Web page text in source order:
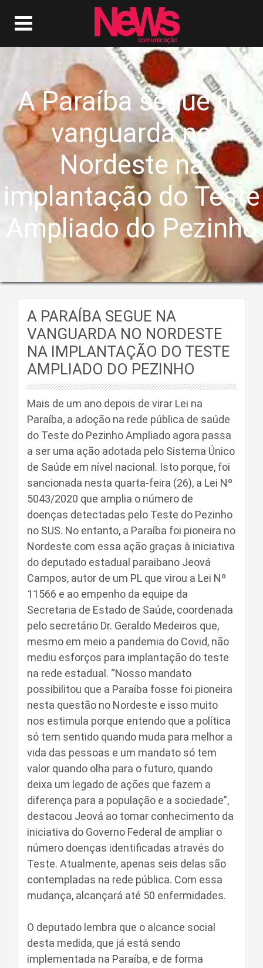
A Paraíba segue na
vanguarda no
Nordeste na
implantação do Teste
Ampliado do Pezinho
A PARAÍBA SEGUE NA
VANGUARDA NO NORDESTE
NA IMPLANTAÇÃO DO TESTE
AMPLIADO DO PEZINHO
Mais de um ano depois de virar Lei na
Paraíba, a adoção na rede pública de saúde
do Teste do Pezinho Ampliado agora passa
a ser uma ação adotada pelo Sistema Único
de Saúde em nível nacional. Isto porque, foi
sancionada nesta quarta-feira (26), a Lei Nº
5043/2020 que amplia o número de
doenças detectadas pelo Teste do Pezinho
no SUS. No entanto, a Paraíba foi pioneira no
Nordeste com essa ação graças à iniciativa
do deputado estadual paraibano Jeová
Campos, autor de um PL que virou a Lei Nº
11566 e ao empenho da equipe da
Secretaria de Estado de Saúde, coordenada
pelo secretário Dr. Geraldo Medeiros que,
mesmo em meio a pandemia do Covid, não
mediu esforços para implantação do teste
na rede estadual. “Nosso mandato
possibilitou que a Paraíba fosse foi pioneira
nesta questão no Nordeste e isso muito
nos estimula porque entendo que a política
só tem sentido quando muda para melhor a
vida das pessoas e um mandato só tem
valor quando olha para o futuro, quando
deixa um legado de ações que fazem a
diferença para a população e a sociedade”,
destacou Jeová ao tomar conhecimento da
iniciativa do Governo Federal de ampliar o
número doenças identificadas através do
Teste. Atualmente, apenas seis delas são
contempladas na rede pública. Com essa
mudança, alcançará até 50 enfermidades.
O deputado lembra que o alcance social
desta medida, que já está sendo
implementada na Paraíba, e de forma